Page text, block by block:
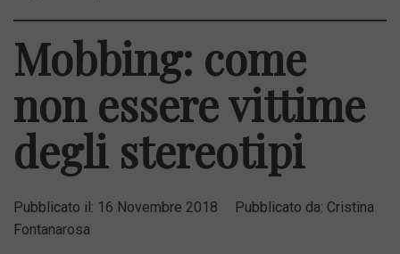
Mobbing: come
non essere vittime
degli stereotipi
Pubblicato il: 16 Novembre 2018 Pubblicato da: Cristina
Fontanarosa